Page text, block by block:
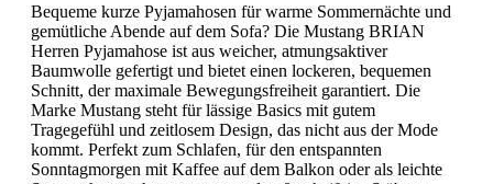
Bequeme kurze Pyjamahosen für warme Sommernächte und
gemütliche Abende auf dem Sofa? Die Mustang BRIAN
Herren Pyjamahose ist aus weicher, atmungsaktiver
Baumwolle gefertigt und bietet einen lockeren, bequemen
Schnitt, der maximale Bewegungsfreiheit garantiert. Die
Marke Mustang steht für lässige Basics mit gutem
Tragegefühl und zeitlosem Design, das nicht aus der Mode
kommt. Perfekt zum Schlafen, für den entspannten
Sonntagmorgen mit Kaffee auf dem Balkon oder als leichte